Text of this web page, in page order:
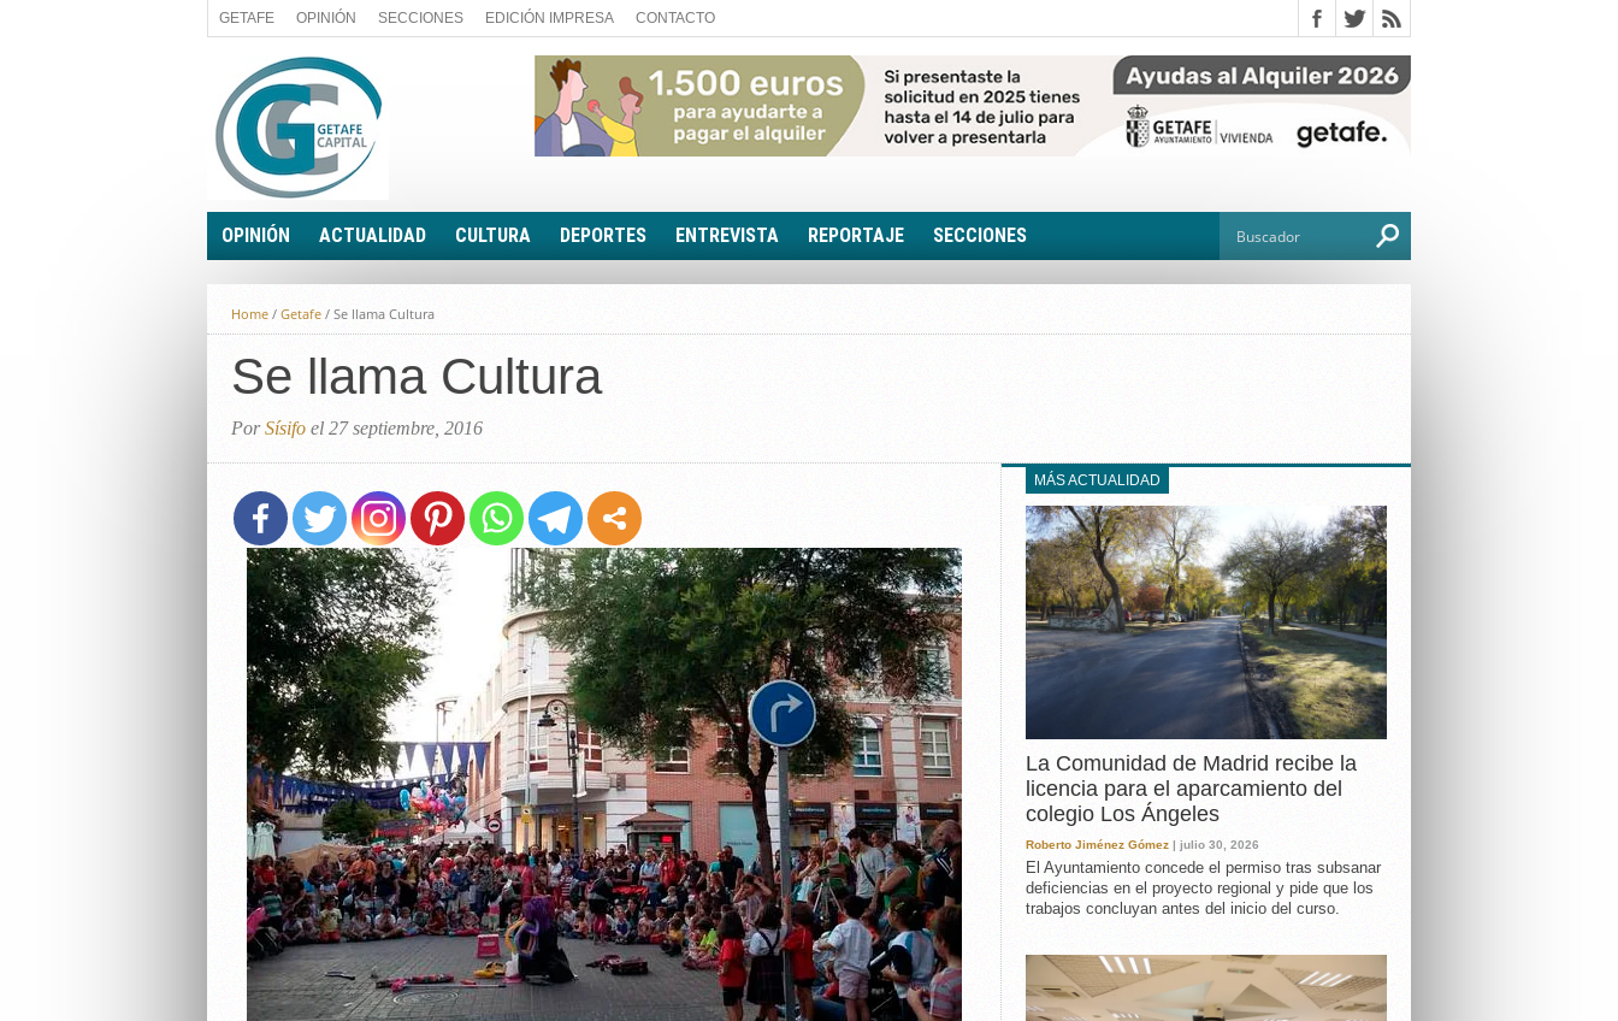
GETAFE OPINIÓN SECCIONES EDICIÓN IMPRESA CONTACTO
OPINIÓN
A FIN DE CUENTAS
PALABRA DE CONCEJAL
LA PIEDRA DE SÍSIFO
EL SACAPUNTAS
TODAS LAS BANDERAS
ROTAS
ACTUALIDAD
POLÍTICA
ECONOMÍA
BREVES
CULTURA DEPORTES ENTREVISTA REPORTAJE SECCIONES
FOTONOTICIA
RUTA DE LA MEMORIA
LA VOZ DE LA
EXPERIENCIA
IN MEMORIAM
MEMORIA RECUPERADA
UN MINUTO EN EL
MUSEO
VARIOS
Home / Getafe / Se llama Cultura
Se llama Cultura
PorSísifo el 27 septiembre, 2016
MÁS ACTUALIDAD
La Comunidad de Madrid recibe la
licencia para el aparcamiento del
colegio Los Ángeles
Roberto Jiménez Gómez | julio 30, 2026
El Ayuntamiento concede el permiso tras subsanar
deficiencias en el proyecto regional y pide que los
trabajos concluyan antes del inicio del curso.